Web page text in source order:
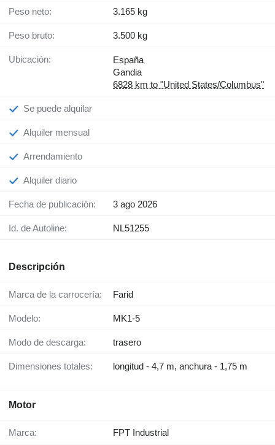
Peso neto: 3.165 kg
Peso bruto: 3.500 kg
Ubicación:
España
Gandia
6828 km to "United States/Columbus"
Se puede alquilar
Alquiler mensual
Arrendamiento
Alquiler diario
Fecha de publicación: 3 ago 2026
Id. de Autoline: NL51255
Descripción
Marca de la carrocería: Farid
Modelo: MK1-5
Modo de descarga: trasero
Dimensiones totales: longitud - 4,7 m, anchura - 1,75 m
Motor
Marca: FPT Industrial